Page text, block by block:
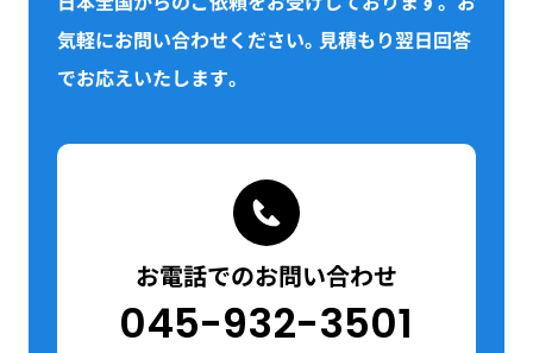
気軽にお問い合わせください。見積もり翌日回答
でお応えいたします。
お電話でのお問い合わせ
045-932-3501